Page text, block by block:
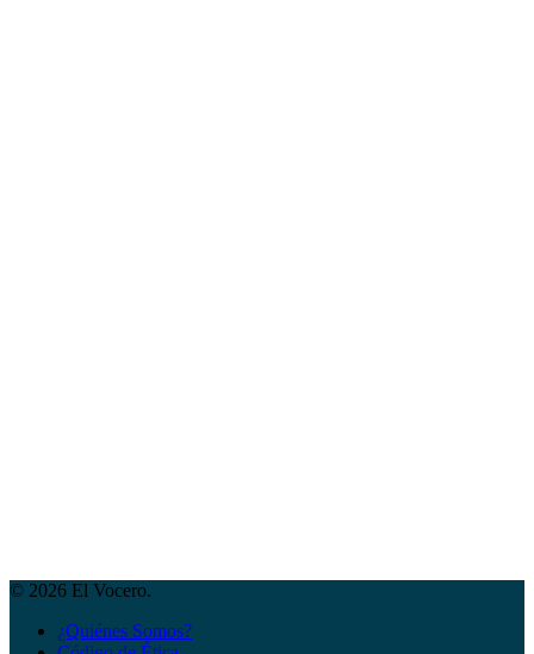
© 2026 El Vocero.
¿Quiénes Somos?